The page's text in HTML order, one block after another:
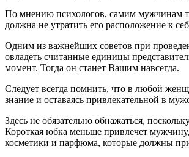
По мнению психологов, самим мужчинам
должна не утратить его расположение к
Одним из важнейших советов при
овладеть считанные единицы
момент. Тогда он станет Вашим навсегда.
Следует всегда помнить, что в любой
знание и оставаясь привлекательной в
Здесь не обязательно обнажаться,
Короткая юбка меньше привлечет
косметики и парфюма, которые должны